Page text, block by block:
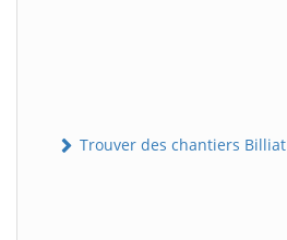
Trouver des chantiers Billiat